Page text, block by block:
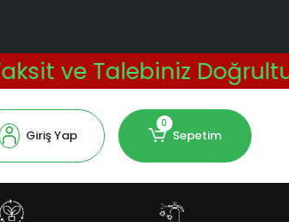
Talebiniz
Giriş Yap
0
Sepetim